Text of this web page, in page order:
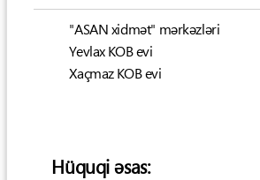
"ASAN xidmət" mərkəzləri
Yevlax KOB evi
Xaçmaz KOB evi
Hüquqi əsas: